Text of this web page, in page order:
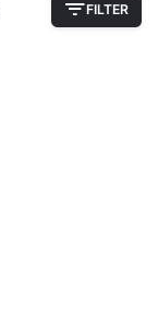
FILTER